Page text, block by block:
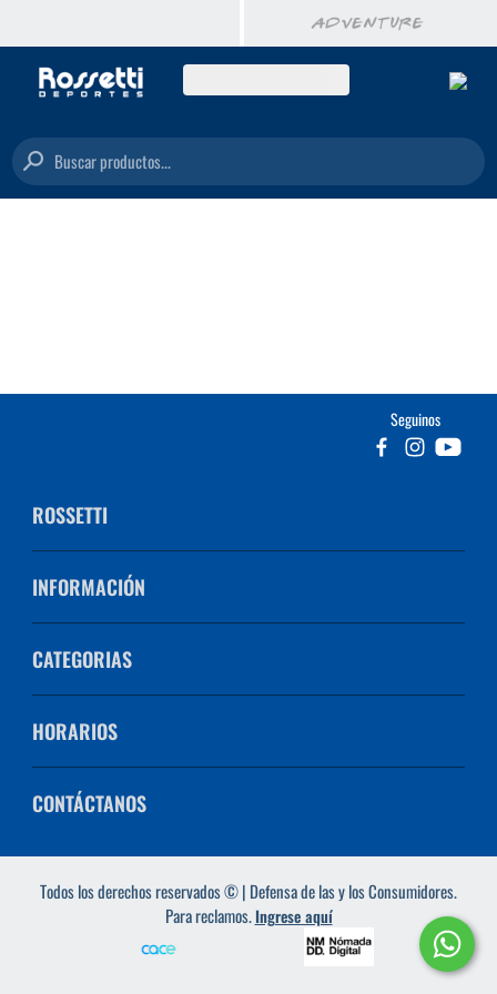
Buscar productos...
Seguinos
ROSSETTI
INFORMACIÓN
CATEGORIAS
HORARIOS
CONTÁCTANOS
Todos los derechos reservados © | Defensa de las y los Consumidores.
Para reclamos.Ingrese aquí